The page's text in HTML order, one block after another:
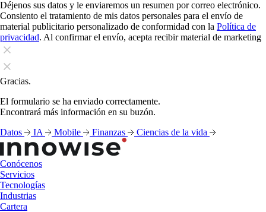
Déjenos sus datos y le enviaremos un resumen por correo electrónico.
Consiento el tratamiento de mis datos personales para el envío de
material publicitario personalizado de conformidad con la Política de
privacidad. Al confirmar el envío, acepta recibir material de marketing
Gracias.
El formulario se ha enviado correctamente.
Encontrará más información en su buzón.
Datos
IA Mobile Finanzas Ciencias de la vida
Conócenos
Servicios
Tecnologías
Industrias
Cartera